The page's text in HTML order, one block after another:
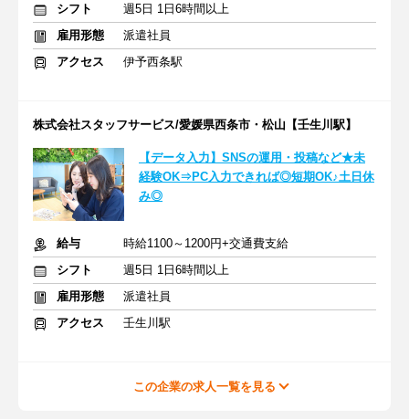
シフト
週5日 1日6時間以上
雇用形態
派遣社員
アクセス
伊予西条駅
株式会社スタッフサービス/愛媛県西条市・松山【壬生川駅】
【データ入力】SNSの運用・投稿など★未
経験OK⇒PC入力できれば◎短期OK♪土日休
み◎
給与
時給1100～1200円+交通費支給
シフト
週5日 1日6時間以上
雇用形態
派遣社員
アクセス
壬生川駅
この企業の求人一覧を見る